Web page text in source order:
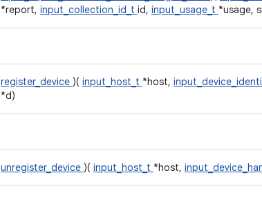
*report, input_collection_id_t id, input_usage_t *usage,
register_device )( input_host_t *host,
*d)
unregister_device )( input_host_t *host,